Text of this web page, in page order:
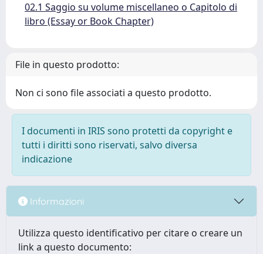
02.1 Saggio su volume miscellaneo o Capitolo di
libro (Essay or Book Chapter)
File in questo prodotto:
Non ci sono file associati a questo prodotto.
I documenti in IRIS sono protetti da copyright e
tutti i diritti sono riservati, salvo diversa
indicazione
Informazioni
Utilizza questo identificativo per citare o creare un
link a questo documento: